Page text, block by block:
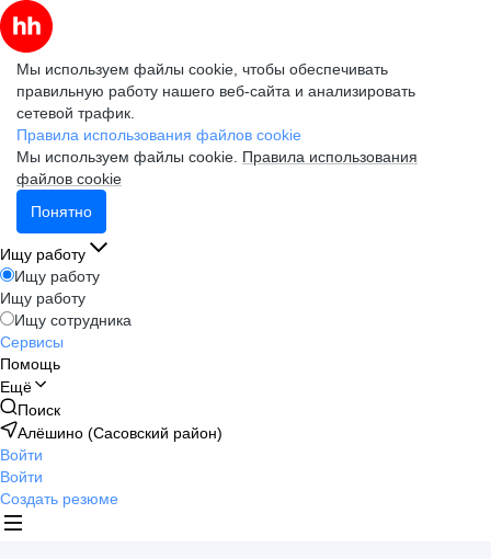
Мы используем файлы cookie, чтобы обеспечивать
правильную работу нашего веб-сайта и анализировать
сетевой трафик.
Правила использования файлов cookie
Мы используем файлы cookie. Правила использования
файлов cookie
Понятно
Ищу работу
Ищу работу
Ищу работу
Ищу сотрудника
Сервисы
Помощь
Ещё
Поиск
Алёшино (Сасовский район)
Войти
Войти
Создать резюме